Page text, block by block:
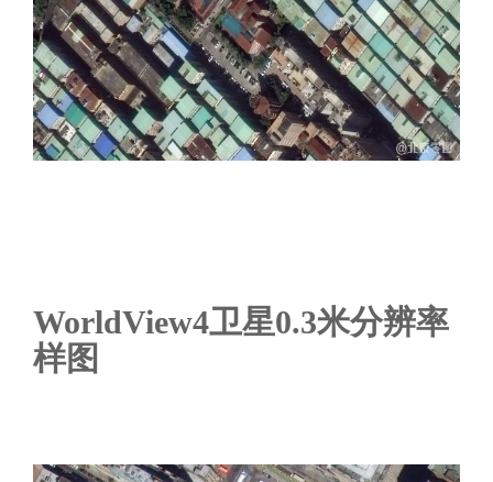
WorldView4卫星0.3米分辨率
样图